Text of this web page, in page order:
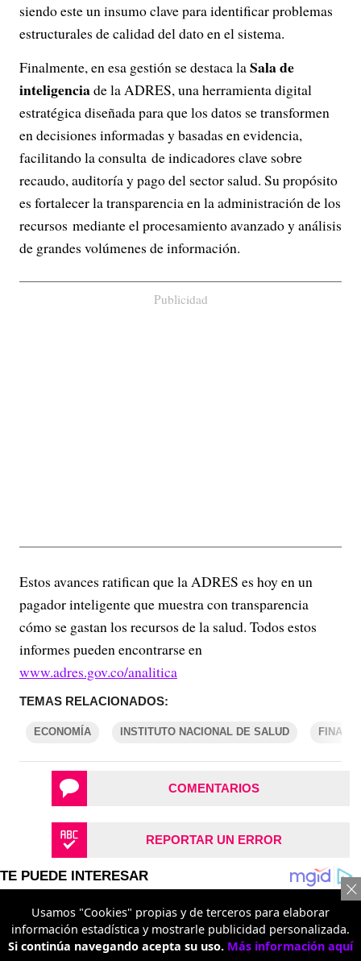
siendo este un insumo clave para identificar problemas
estructurales de calidad del dato en el sistema.
Finalmente, en esa gestión se destaca laSala de
inteligenciade la ADRES, una herramienta digital
estratégica diseñada para que los datos se transformen
en decisiones informadas y basadas en evidencia,
facilitando la consulta de indicadores clave sobre
recaudo, auditoría y pago del sector salud. Su propósito
es fortalecer la transparencia en la administración de los
recursos mediante el procesamiento avanzado y análisis
de grandes volúmenes de información.
Publicidad
Estos avances ratifican que la ADRES es hoy en un
pagador inteligente que muestra con transparencia
cómo se gastan los recursos de la salud. Todos estos
informes pueden encontrarse en
www.adres.gov.co/analitica
TEMAS RELACIONADOS:
ECONOMÍA INSTITUTO NACIONAL DE SALUD
COMENTARIOS
REPORTAR UN ERROR
Usamos "Cookies" propias y de terceros para elaborar
información estadística y mostrarle publicidad personalizada.
Si continúa navegando acepta su uso. Más información aquí